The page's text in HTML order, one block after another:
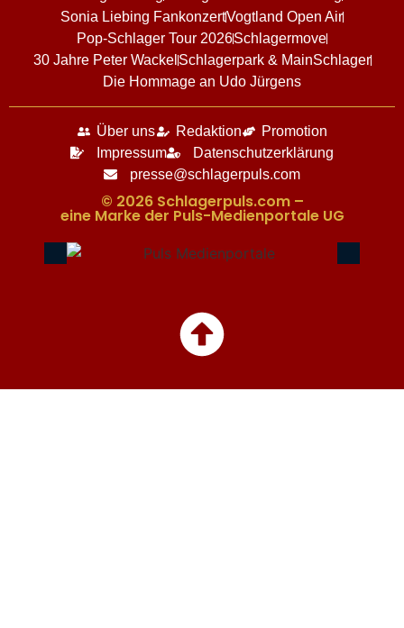
Sonia Liebing FankonzertVogtland Open Air
Pop-Schlager Tour 2026Schlagermove
30 Jahre Peter Wackel Schlagerpark & MainSchlager
Die Hommage an Udo Jürgens
Über uns Redaktion
Promotion
Impressum
Datenschutzerklärung
presse@schlagerpuls.com
© 2026 Schlagerpuls.com –
eine Marke der Puls-Medienportale UG​